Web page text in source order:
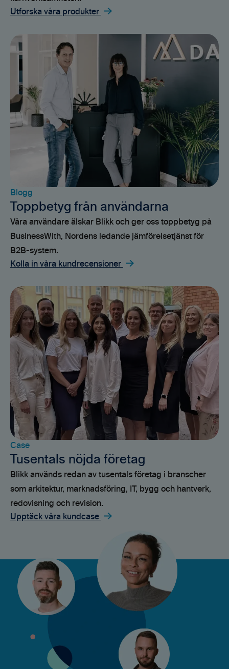
Utforska våra produkter
Blogg
Toppbetyg från användarna
Våra användare älskar Blikk och ger oss toppbetyg på
BusinessWith, Nordens ledande jämförelsetjänst för
B2B-system.
Kolla in våra kundrecensioner
Case
Tusentals nöjda företag
Blikk används redan av tusentals företag i branscher
som arkitektur, marknadsföring, IT, bygg och hantverk,
redovisning och revision.
Upptäck våra kundcase